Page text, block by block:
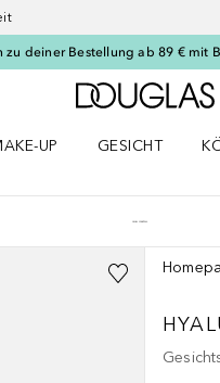
zu deiner Bestellung ab 89 € mit
UP
GESICHT